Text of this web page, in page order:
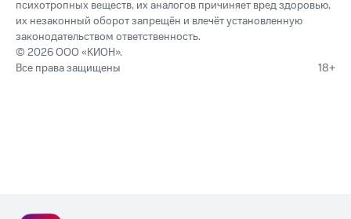
психотропных веществ, их аналогов причиняет вред здоровью,
их незаконный оборот запрещён и влечёт установленную
законодательством ответственность.
© 2026 ООО «КИОН».
Все права защищены
18+